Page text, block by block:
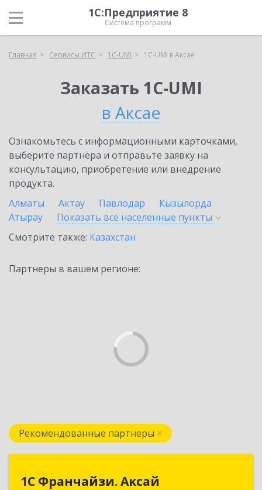
1С:Предприятие 8
Система программ
Главная Сервисы ИТС 1C-UMI 1C-UMI в Аксае
Заказать 1C-UMI
в Аксае
Ознакомьтесь с информационными карточками,
выберите партнёра и отправьте заявку на
консультацию, приобретение или внедрение
продукта.
Алматы
Актау Павлодар
Кызылорда
Атырау
Показать все населенные пункты
Смотрите также: Казахстан
Партнеры в вашем регионе:
Рекомендованные партнеры
1С Франчайзи. Аксай
1С Франчайзи. Аксай